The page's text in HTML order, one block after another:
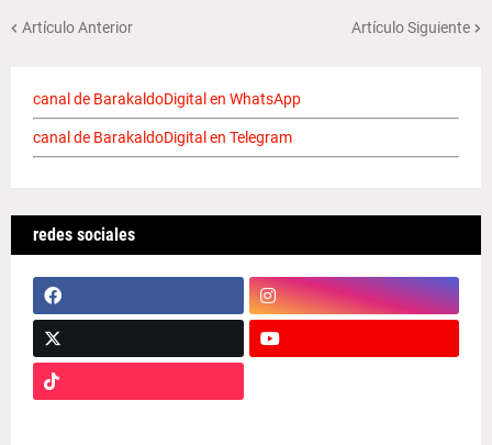
Artículo Anterior Artículo Siguiente
canal de BarakaldoDigital en WhatsApp
canal de BarakaldoDigital en Telegram
redes sociales